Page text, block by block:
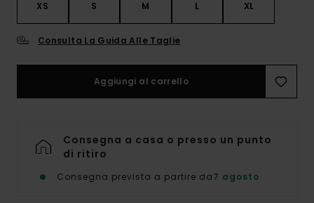
XS S M L XL
Consulta La Guida Alle Taglie
Aggiungi al carrello
Consegna a casa o presso un punto
di ritiro
Consegna prevista a partire da7 agosto